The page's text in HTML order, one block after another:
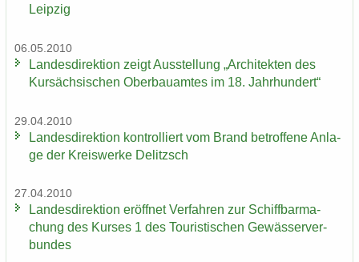
Leip­zig
06.05.2010
Lan­des­di­rek­ti­on zeigt Aus­stel­lung „Ar­chi­tek­ten des
Kur­säch­si­schen Ober­bau­am­tes im 18. Jahr­hun­dert“
29.04.2010
Lan­des­di­rek­ti­on kon­trol­liert vom Brand be­trof­fe­ne An­la­
ge der Kreis­wer­ke De­litzsch
27.04.2010
Lan­des­di­rek­ti­on er­öff­net Ver­fah­ren zur Schiff­bar­ma­
chung des Kur­ses 1 des Tou­ris­ti­schen Ge­wäs­ser­ver­
bun­des